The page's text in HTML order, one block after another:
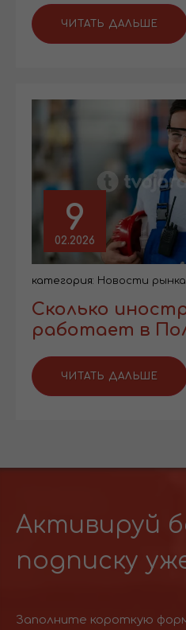
ЧИТАТЬ ДАЛЬШЕ
9
02.2026
категория: Новости
Сколько
работает в
ЧИТАТЬ ДАЛЬШЕ
Активируй
подписку
Заполните короткую